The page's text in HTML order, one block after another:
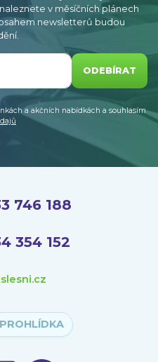
v měsíčních plánech
newsletterů budou
ODEBÍRAT
a akčních nabídkách a souhlasím
746 188
354 152